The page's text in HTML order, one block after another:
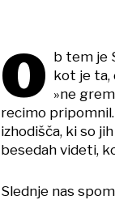
O b tem je
kot je ta,
»ne
recimo
izhodišča, ki so
besedah videti,
Slednje nas